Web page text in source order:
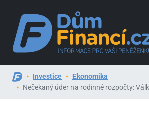
Investice
Ekonomika
Nečekaný úder na rodinné rozpočty: